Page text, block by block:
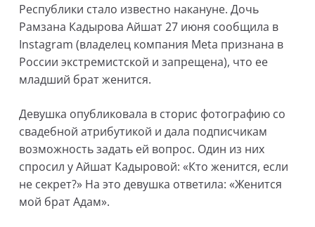
Республики стало известно накануне. Дочь
Рамзана Кадырова Айшат 27 июня сообщила в
Instagram (владелец компания Meta признана в
России экстремистской и запрещена), что ее
младший брат женится.
Девушка опубликовала в сторис фотографию со
свадебной атрибутикой и дала подписчикам
возможность задать ей вопрос. Один из них
спросил у Айшат Кадыровой: «Кто женится, если
не секрет?» На это девушка ответила: «Женится
мой брат Адам».